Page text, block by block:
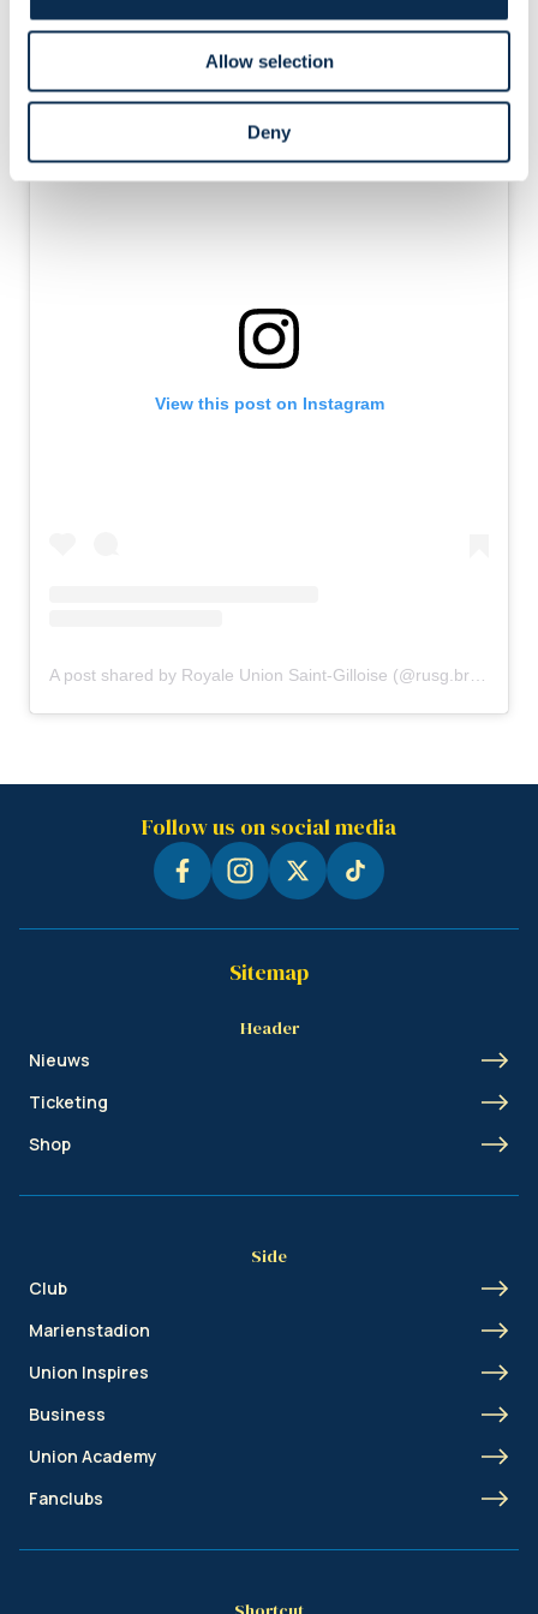
Allow selection
Deny
Zo nemen we een punt mee na een intense wedstrijd op
View this post on Instagram
Follow us on social media
Sitemap
Header
Nieuws
Ticketing
Shop
Side
Club
Marienstadion
Union Inspires
Business
Union Academy
Fanclubs